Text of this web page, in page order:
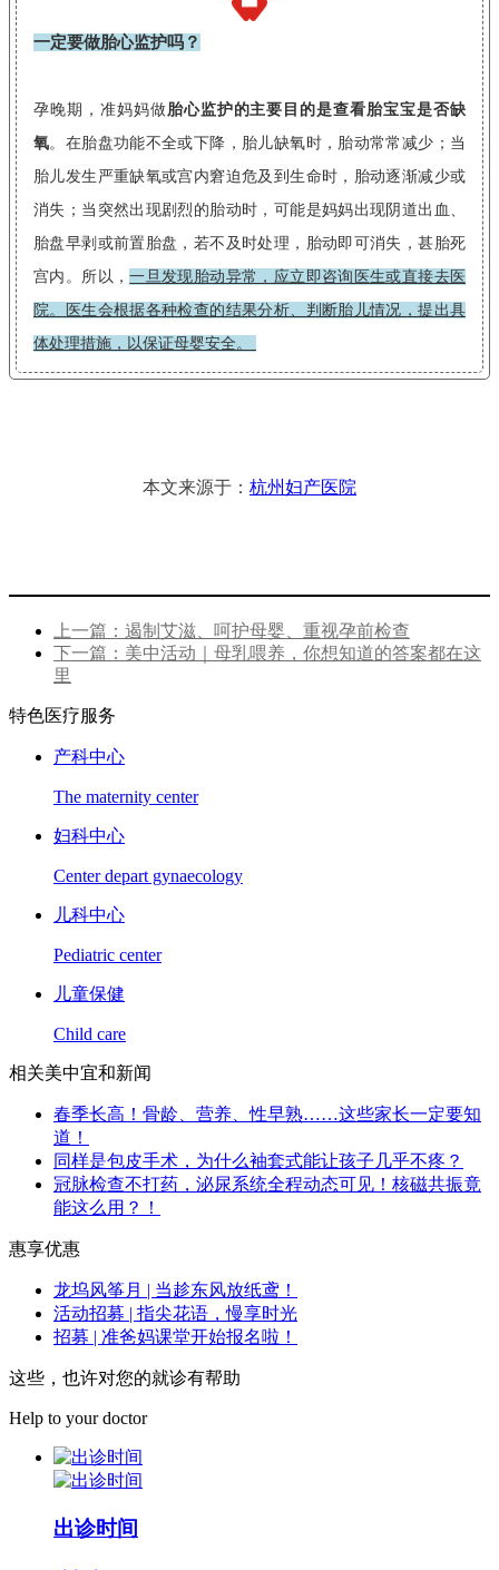
一定要做胎心监护吗？
孕晚期，准妈妈做胎心监护的主要目的是查看胎宝宝是否缺
氧。在胎盘功能不全或下降，胎儿缺氧时，胎动常常减少；当
胎儿发生严重缺氧或宫内窘迫危及到生命时，胎动逐渐减少或
消失；当突然出现剧烈的胎动时，可能是妈妈出现阴道出血、
胎盘早剥或前置胎盘，若不及时处理，胎动即可消失，甚胎死
宫内。所以，一旦发现胎动异常，应立即咨询医生或直接去医
院。医生会根据各种检查的结果分析、判断胎儿情况，提出具
体处理措施，以保证母婴安全。
本文来源于： 杭州妇产医院
上一篇：遏制艾滋、呵护母婴、重视孕前检查
下一篇：美中活动｜母乳喂养，你想知道的答案都在这
里
特色医疗服务
产科中心
The maternity center
妇科中心
Center depart gynaecology
儿科中心
Pediatric center
儿童保健
Child care
相关美中宜和新闻
春季长高！骨龄、营养、性早熟……这些家长一定要知
道！
同样是包皮手术，为什么袖套式能让孩子几乎不疼？
冠脉检查不打药，泌尿系统全程动态可见！核磁共振竟
能这么用？！
惠享优惠
龙坞风筝月 | 当趁东风放纸鸢！
活动招募 | 指尖花语，慢享时光
招募 | 准爸妈课堂开始报名啦！
这些，也许对您的就诊有帮助
Help to your doctor
出诊时间